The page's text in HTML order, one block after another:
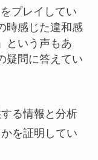
プレイしてい
時感じた違和感
という声もあ
疑問に答えてい
る情報と分析
を証明してい